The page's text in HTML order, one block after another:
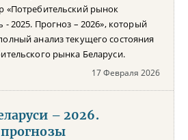
«Потребительский рынок
- 2025. Прогноз – 2026», который
анализ текущего состояния
рынка Беларуси.
17 Февраля 2026
– 2026.